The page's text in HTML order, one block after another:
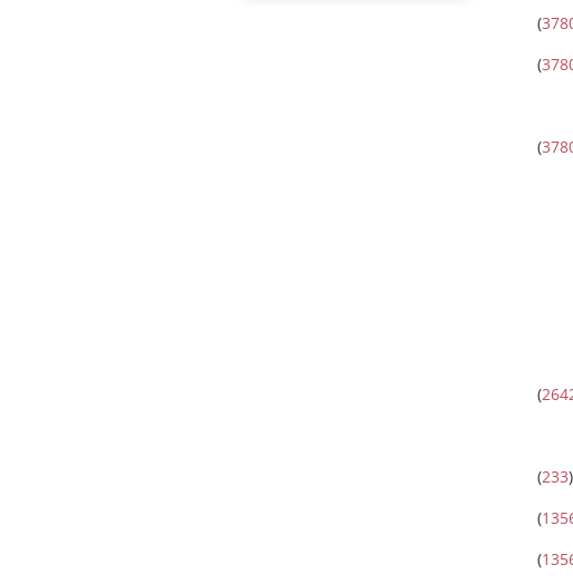
(
(
(
(
(233
(
(